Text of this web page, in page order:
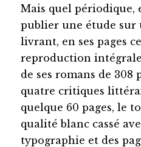
Mais quel périodique,
publier une étude sur
livrant, en ses pages
reproduction
de ses romans de 308
quatre critiques
quelque 60 pages, le
qualité blanc cassé
typographie et des